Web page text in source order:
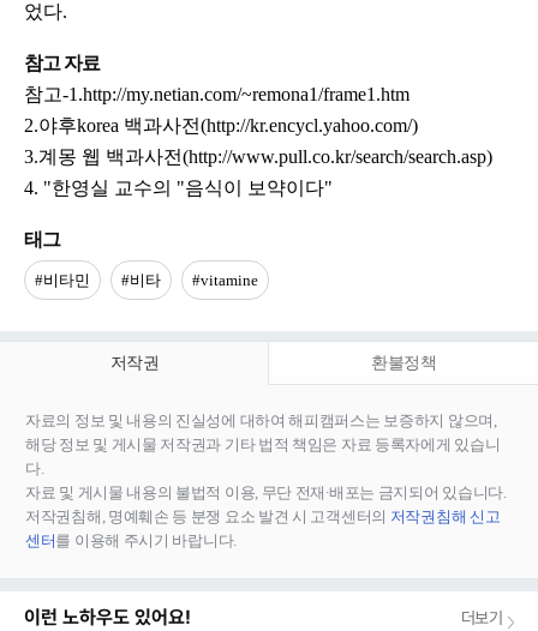
었다.
참고 자료
참고-1.http://my.netian.com/~remona1/frame1.htm
2.야후korea 백과사전(http://kr.encycl.yahoo.com/)
3.계몽 웹 백과사전(http://www.pull.co.kr/search/search.asp)
4. "한영실 교수의 "음식이 보약이다"
태그
#비타민 #비타 #vitamine
저작권 환불정책
자료의 정보 및 내용의 진실성에 대하여 해피캠퍼스는 보증하지 않으며,
해당 정보 및 게시물 저작권과 기타 법적 책임은 자료 등록자에게 있습니
다.
자료 및 게시물 내용의 불법적 이용, 무단 전재∙배포는 금지되어 있습니다.
저작권침해, 명예훼손 등 분쟁 요소 발견 시 고객센터의 저작권침해 신고
센터를 이용해 주시기 바랍니다.
이런 노하우도 있어요! 더보기